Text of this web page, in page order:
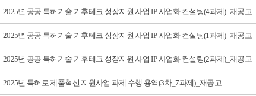
2025년 공공 특허기술 기후테크 성장지원 사업 IP 사업화 컨설팅(4과제)_재공고
2025년 공공 특허기술 기후테크 성장지원 사업 IP 사업화 컨설팅(1과제)_재공고
2025년 공공 특허기술 기후테크 성장지원 사업 IP 사업화 컨설팅(2과제)_재공고
2025년 특허로 제품혁신 지원사업 과제 수행 용역(3차_7과제)_재공고